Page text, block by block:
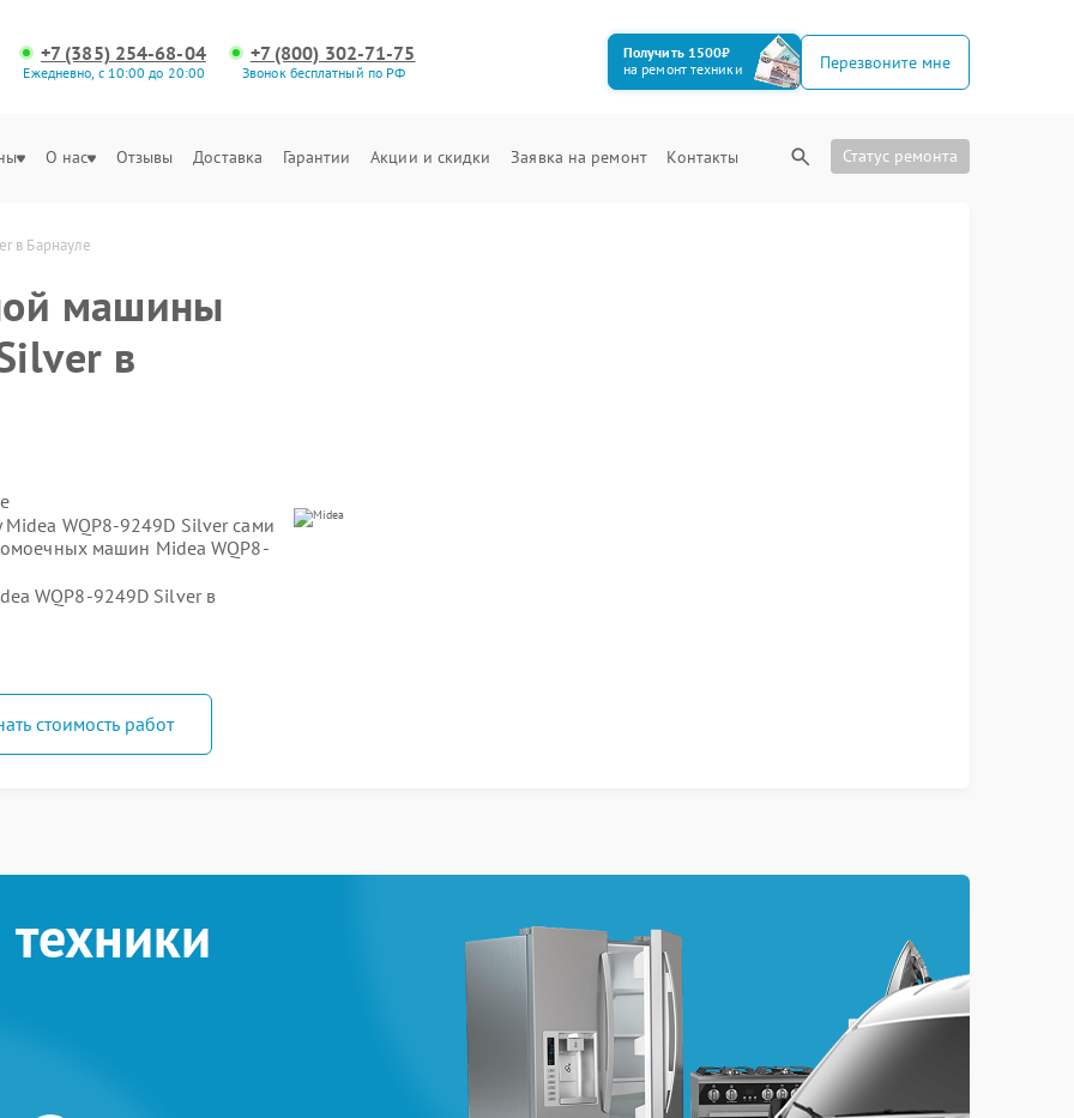
+7 (385) 254-68-04
Ежедневно, с 10:00 до 20:00
+7 (800) 302-71-75
Звонок бесплатный по РФ
Получить 1500₽
на ремонт техники
Перезвоните мне
О нас Отзывы Доставка Гарантии Акции и скидки Заявка на ремонт Контакты Статус ремонта
в Барнауле
машины
в
WQP8-9249D Silver сами
машин Midea WQP8-
WQP8-9249D Silver в
стоимость работ